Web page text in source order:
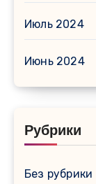
Июль 2024
Июнь 2024
Рубрики
Без рубрики